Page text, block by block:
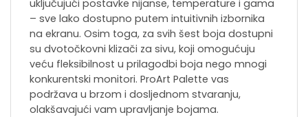
uključujući postavke nijanse, temperature i gama
– sve lako dostupno putem intuitivnih izbornika
na ekranu. Osim toga, za svih šest boja dostupni
su dvotočkovni klizači za sivu, koji omogućuju
veću fleksibilnost u prilagodbi boja nego mnogi
konkurentski monitori. ProArt Palette vas
podržava u brzom i dosljednom stvaranju,
olakšavajući vam upravljanje bojama.